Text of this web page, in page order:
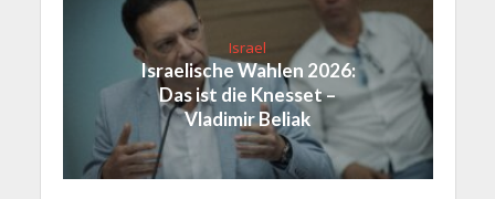
Israel
Israelische Wahlen 2026:
Das ist die Knesset –
Vladimir Beliak